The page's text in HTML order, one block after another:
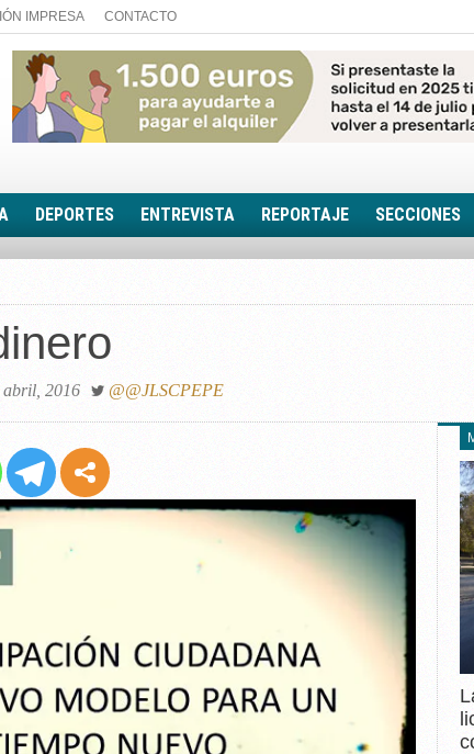
IMPRESA CONTACTO
DEPORTES ENTREVISTA REPORTAJE SECCIONES
FOTONOTICIA
RUTA DE LA
LA VOZ DE LA
EXPERIENCIA
IN MEMORIAM
MEMORIA
UN MINUTO EN
MUSEO
VARIOS
abril, 2016 @@JLSCPEPE